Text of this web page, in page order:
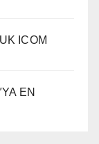
ICOM
EN